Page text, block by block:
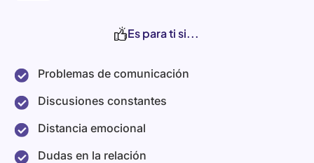
Es para ti si...
Problemas de comunicación
Discusiones constantes
Distancia emocional
Dudas en la relación